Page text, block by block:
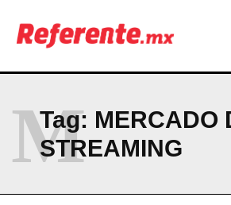
Más escuelas renovadas: fortalecen
a clases
Company
ABOUT
Tag: MERCADO
STREAMING
M